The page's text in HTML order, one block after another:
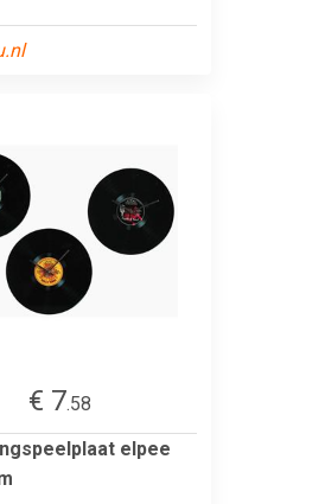
€ 7.58
elpee